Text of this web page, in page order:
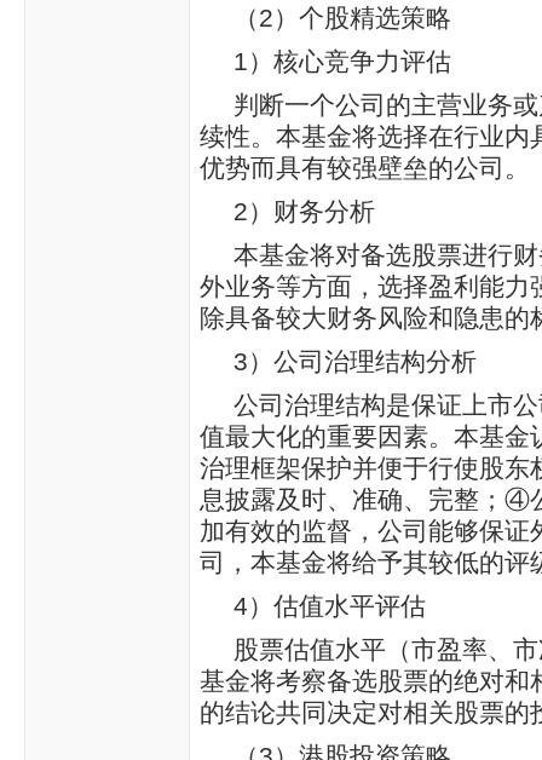
（2）个股精选策略
1）核心竞争力评估
判断一个公司的主营业务
续性。本基金将选择在行业
优势而具有较强壁垒的公司。
2）财务分析
本基金将对备选股票进行
外业务等方面，选择盈利能
除具备较大财务风险和隐患的
3）公司治理结构分析
公司治理结构是保证上市
值最大化的重要因素。本基
治理框架保护并便于行使股
息披露及时、准确、完整；④
加有效的监督，公司能够保
司，本基金将给予其较低的评
4）估值水平评估
股票估值水平（市盈率、
基金将考察备选股票的绝对
的结论共同决定对相关股票的